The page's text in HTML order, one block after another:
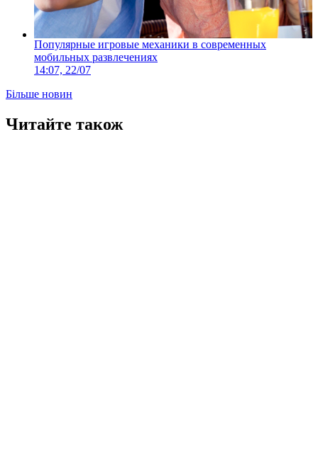
Популярные игровые механики в современных
мобильных развлечениях
14:07, 22/07
Більше новин
Читайте також